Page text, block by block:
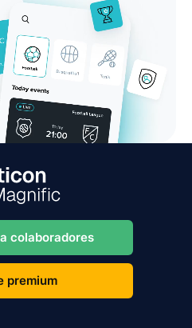
colaboradores
premium